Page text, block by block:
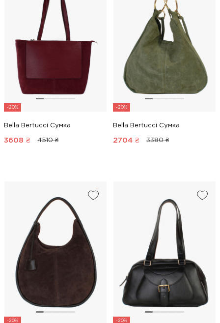
-20%
Bella Bertucci Сумка
3608 ₴ 4510 ₴
-20%
Bella Bertucci Сумка
2704 ₴ 3380 ₴
-20% -20%